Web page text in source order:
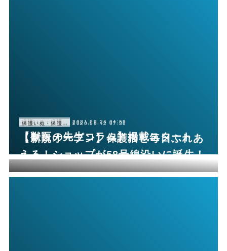
保護いぬ・保護ねこ情報・譲渡会情報 2021.09.24 04:59
【獣医の先生コラム】掲載スタート
保護いぬ・保護ねこ情報・譲渡会情報 2020.06.12 07:30
【新規オープン】保護猫と毎日ふれあ
える！ショップが58号線沿いに誕生！